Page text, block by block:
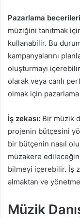
Pazarlama
müziğini tanıtmak
kullanabilir. Bu
kampanyalarını
oluşturmayı
olarak veya canlı
olmak için
İş zekası: Bir müzik
projenin bütçesini
bir bütçenin nasıl
müzakere
bilmeyi içerebilir. İş
almaktan ve
Müzik